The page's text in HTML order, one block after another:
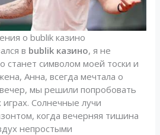
о bublik казино
в bublik казино, я не
станет символом моей тоски и
Анна, всегда мечтала о
мы решили попробовать
Солнечные лучи
когда вечерняя тишина
непростыми